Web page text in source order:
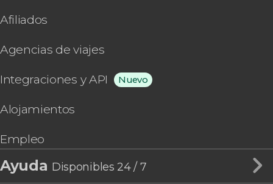
Afiliados
Agencias de viajes
Integraciones y API Nuevo
Alojamientos
Empleo
Ayuda Disponibles 24 / 7